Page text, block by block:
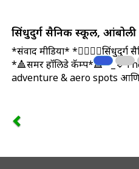
सिंधुदुर्ग सैनिक स्कूल, आंबोली
*संवाद मीडिया* *👮‍♂️👮‍♂️सिंधुदुर्ग
*🔺समर हॉलिडे कॅम्प*🔺
adventure & aero spots आणि